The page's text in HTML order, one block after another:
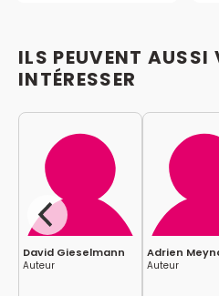
ILS PEUVENT AUSSI
INTÉRESSER
David Gieselmann
Auteur
Adrien
Auteur